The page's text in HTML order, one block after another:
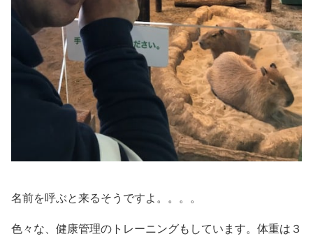
名前を呼ぶと来るそうですよ。。。。
色々な、健康管理のトレーニングもしています。体重は３